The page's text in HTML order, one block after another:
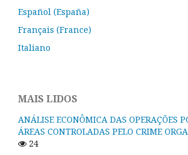
Español (España)
Français (France)
Italiano
MAIS LIDOS
ANÁLISE ECONÔMICA DAS OPERAÇÕES
ÁREAS CONTROLADAS PELO CRIME
24